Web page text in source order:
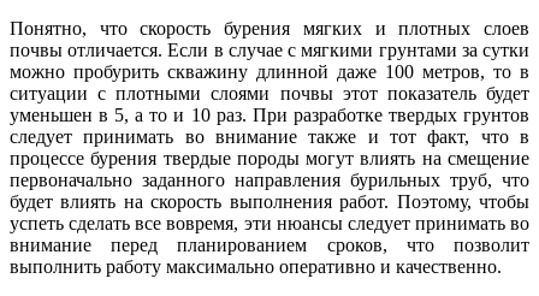
Понятно, что скорость бурения мягких и плотных слоев
почвы отличается. Если в случае с мягкими грунтами за сутки
можно пробурить скважину длинной даже 100 метров, то в
ситуации с плотными слоями почвы этот показатель будет
уменьшен в 5, а то и 10 раз. При разработке твердых грунтов
следует принимать во внимание также и тот факт, что в
процессе бурения твердые породы могут влиять на смещение
первоначально заданного направления бурильных труб, что
будет влиять на скорость выполнения работ. Поэтому, чтобы
успеть сделать все вовремя, эти нюансы следует принимать во
внимание перед планированием сроков, что позволит
выполнить работу максимально оперативно и качественно.